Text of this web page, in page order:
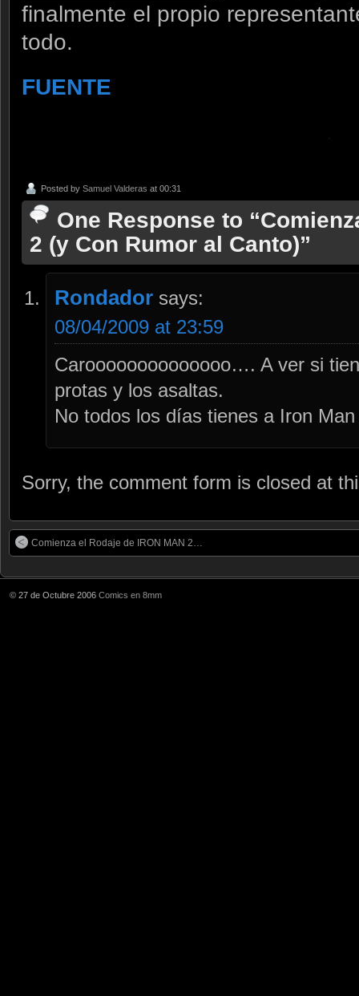
finalmente el propio
todo.
FUENTE
Posted by Samuel Valderas at 00:31
One Response to
2 (y Con Rumor al Canto)”
Rondador says:
08/04/2009 at 23:59
Caroooooooooooooo…. A ver si
protas y los asaltas.
No todos los días tienes a Iron
Sorry, the comment form is closed at
Comienza el Rodaje de IRON MAN 2…
© 27 de Octubre 2006 Comics en 8mm